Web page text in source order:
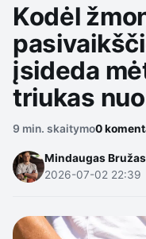
Kodėl
įsideda
triukas
9 min. skaitymo0
Mindaugas Bružas
2026-07-02 22:39